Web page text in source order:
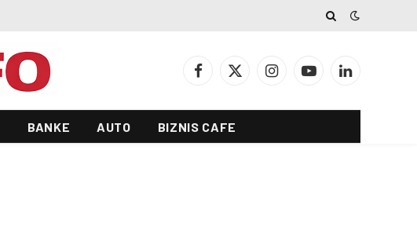
Facebook
X
InstagramYouTubeLinkedIn
BANKE AUTO BIZNIS CAFE